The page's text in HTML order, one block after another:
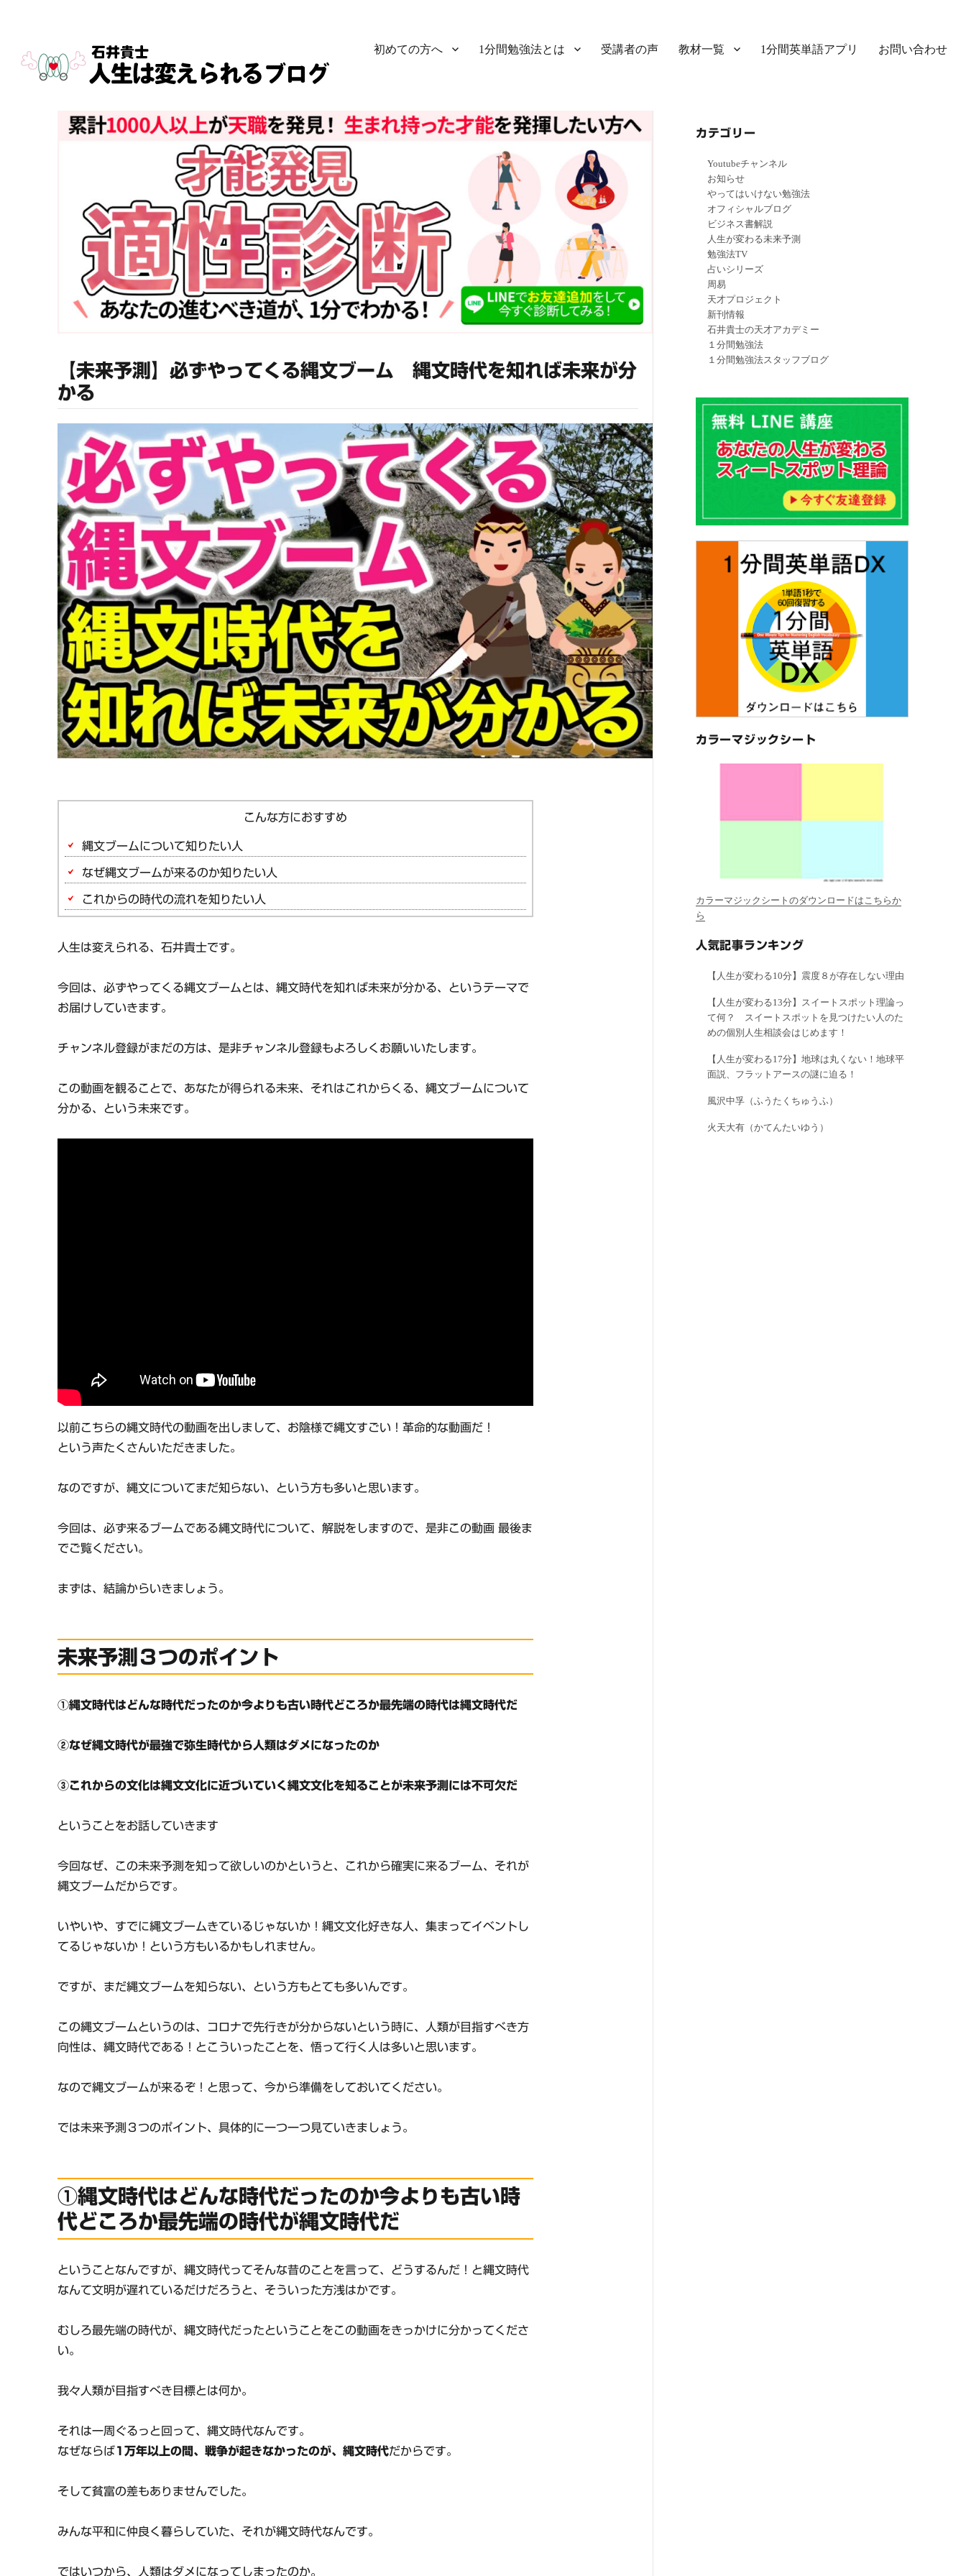
初めての方へ 1分間勉強法とは 受講者の声 教材一覧 1分間英単語アプリ お問い合わせ
【未来予測】必ずやってくる縄文ブーム 縄文時代を知れば未来が分
かる
縄文ブームについて知りたい人
なぜ縄文ブームが来るのか知りたい人
これからの時代の流れを知りたい人
人生は変えられる、石井貴士です。
今回は、必ずやってくる縄文ブームとは、縄文時代を知れば未来が分かる、というテーマで
お届けしていきます。
チャンネル登録がまだの方は、是非チャンネル登録もよろしくお願いいたします。
この動画を観ることで、あなたが得られる未来、それはこれからくる、縄文ブームについて
分かる、という未来です。
以前こちらの縄文時代の動画を出しまして、お陰様で縄文すごい！革命的な動画だ！
という声たくさんいただきました。
なのですが、縄文についてまだ知らない、という方も多いと思います。
今回は、必ず来るブームである縄文時代について、解説をしますので、是非この動画 最後ま
でご覧ください。
まずは、結論からいきましょう。
未来予測３つのポイント
①縄文時代はどんな時代だったのか今よりも古い時代どころか最先端の時代は縄文時代だ
②なぜ縄文時代が最強で弥生時代から人類はダメになったのか
③これからの文化は縄文文化に近づいていく縄文文化を知ることが未来予測には不可欠だ
ということをお話していきます
今回なぜ、この未来予測を知って欲しいのかというと、これから確実に来るブーム、それが
縄文ブームだからです。
いやいや、すでに縄文ブームきているじゃないか！縄文文化好きな人、集まってイベントし
てるじゃないか！という方もいるかもしれません。
ですが、まだ縄文ブームを知らない、という方もとても多いんです。
この縄文ブームというのは、コロナで先行きが分からないという時に、人類が目指すべき方
向性は、縄文時代である！とこういったことを、悟って行く人は多いと思います。
なので縄文ブームが来るぞ！と思って、今から準備をしておいてください。
では未来予測３つのポイント、具体的に一つ一つ見ていきましょう。
①縄文時代はどんな時代だったのか今よりも古い時
代どころか最先端の時代が縄文時代だ
ということなんですが、縄文時代ってそんな昔のことを言って、どうするんだ！と縄文時代
なんて文明が遅れているだけだろうと、そういった方浅はかです。
むしろ最先端の時代が、縄文時代だったということをこの動画をきっかけに分かってくださ
い。
我々人類が目指すべき目標とは何か。
それは一周ぐるっと回って、縄文時代なんです。
なぜならば1万年以上の間、戦争が起きなかったのが、縄文時代だからです。
そして貧富の差もありませんでした。
みんな平和に仲良く暮らしていた、それが縄文時代なんです。
ではいつから、人類はダメになってしまったのか。
カテゴリー
Youtubeチャンネル
お知らせ
やってはいけない勉強法
オフィシャルブログ
ビジネス書解説
人生が変わる未来予測
勉強法TV
占いシリーズ
周易
天才プロジェクト
新刊情報
石井貴士の天才アカデミー
１分間勉強法
１分間勉強法スタッフブログ
カラーマジックシート
カラーマジックシートのダウンロードはこちらか
ら
人気記事ランキング
【人生が変わる10分】震度８が存在しない理由
【人生が変わる13分】スイートスポット理論っ
て何？ スイートスポットを見つけたい人のた
めの個別人生相談会はじめます！
【人生が変わる17分】地球は丸くない！地球平
面説、フラットアースの謎に迫る！
風沢中孚（ふうたくちゅうふ）
火天大有（かてんたいゆう）